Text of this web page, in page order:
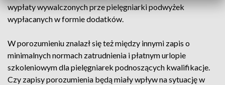
wypłaty wywalczonych prze pielęgniarki podwyżek
wypłacanych w formie dodatków.
W porozumieniu znalazł się też między innymi zapis o
minimalnych normach zatrudnienia i płatnym urlopie
szkoleniowym dla pielęgniarek podnoszących kwalifikacje.
Czy zapisy porozumienia będą miały wpływ na sytuację w